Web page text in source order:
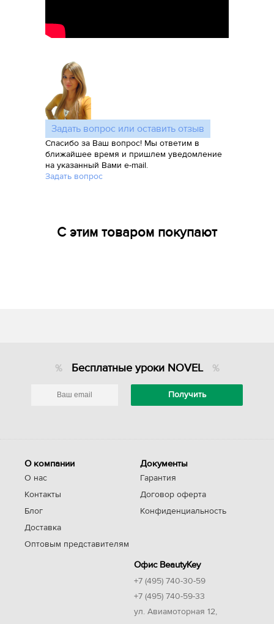
Задать вопрос или оставить отзыв
Спасибо за Ваш вопрос! Мы ответим в
ближайшее время и пришлем уведомление
на указанный Вами e-mail.
Задать вопрос
С этим товаром покупают
Бесплатные уроки NOVEL
О компании
О нас
Контакты
Блог
Доставка
Оптовым представителям
Документы
Гарантия
Договор оферта
Конфиденциальность
Офис BeautyKey
+7 (495) 740-30-59
+7 (495) 740-59-33
ул. Авиамоторная 12,